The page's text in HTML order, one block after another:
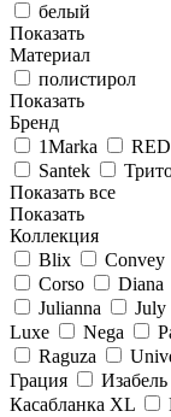
белый
Показать
Материал
полистирол
Показать
Бренд
1Marka
Santek
Показать все
Показать
Коллекция
Blix
Convey
Corso
Diana
Julianna
July
Luxe
Nega
Raguza
Грация
Изабель
Касабланка XL